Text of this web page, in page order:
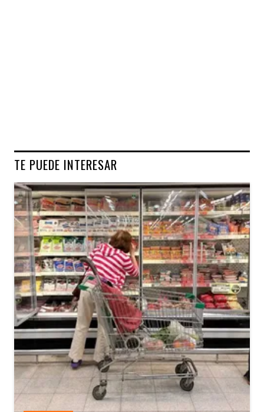
TE PUEDE INTERESAR